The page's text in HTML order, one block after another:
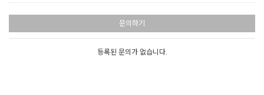
문의하기
등록된 문의가 없습니다.